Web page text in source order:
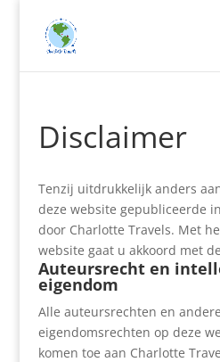
Disclaimer
Tenzij uitdrukkelijk anders
deze website gepubliceerde
door Charlotte Travels. Met
website gaat u akkoord met
Auteursrecht en
eigendom
Alle auteursrechten en
eigendomsrechten op deze
komen toe aan Charlotte